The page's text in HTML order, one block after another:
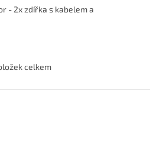
- 2x zdířka s kabelem a
O
l
celkem